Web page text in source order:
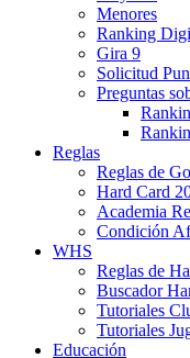
Menores
Ranking
Gira 9
Solicitud
Preguntas
Reglas
Reglas de
Hard Card
Academia
Condición
WHS
Reglas de
Buscador
Tutoriales
Tutoriales
Educación